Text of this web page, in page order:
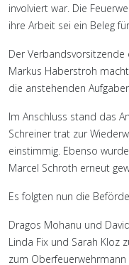
involviert war. Die
ihre Arbeit sei ein Beleg
Der Verbandsvorsitzende
Markus Haberstroh
die anstehenden
Im Anschluss stand das
Schreiner trat zur
einstimmig. Ebenso
Marcel Schroth erneut
Es folgten nun die
Dragos Mohanu und
Linda Fix und Sarah Kloz
zum